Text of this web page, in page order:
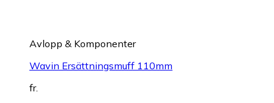
Avlopp & Komponenter
Wavin Ersättningsmuff 110mm
fr.